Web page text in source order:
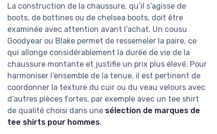
La construction de la chaussure, qu’il s’agisse de
boots, de bottines ou de chelsea boots, doit être
examinée avec attention avant l’achat. Un cousu
Goodyear ou Blake permet de ressemeler la paire, ce
qui allonge considérablement la durée de vie de la
chaussure montante et justifie un prix plus élevé. Pour
harmoniser l’ensemble de la tenue, il est pertinent de
coordonner la texture du cuir ou du veau velours avec
d’autres pièces fortes, par exemple avec un tee shirt
de qualité choisi dans une sélection de marques de
tee shirts pour hommes.